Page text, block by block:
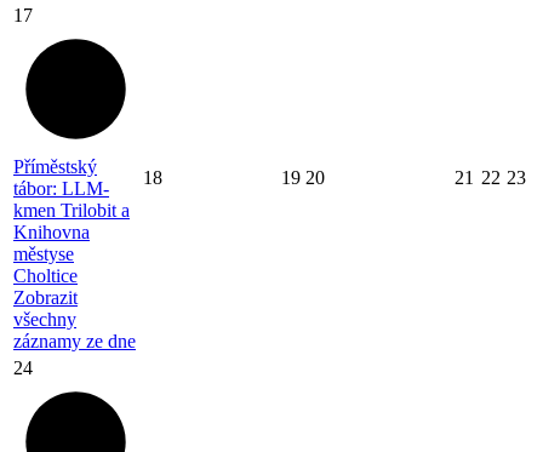
17
Příměstský
tábor: LLM-
kmen Trilobit a
Knihovna
městyse
Choltice
Zobrazit
všechny
záznamy ze dne
18 19 20 21 22 23
24